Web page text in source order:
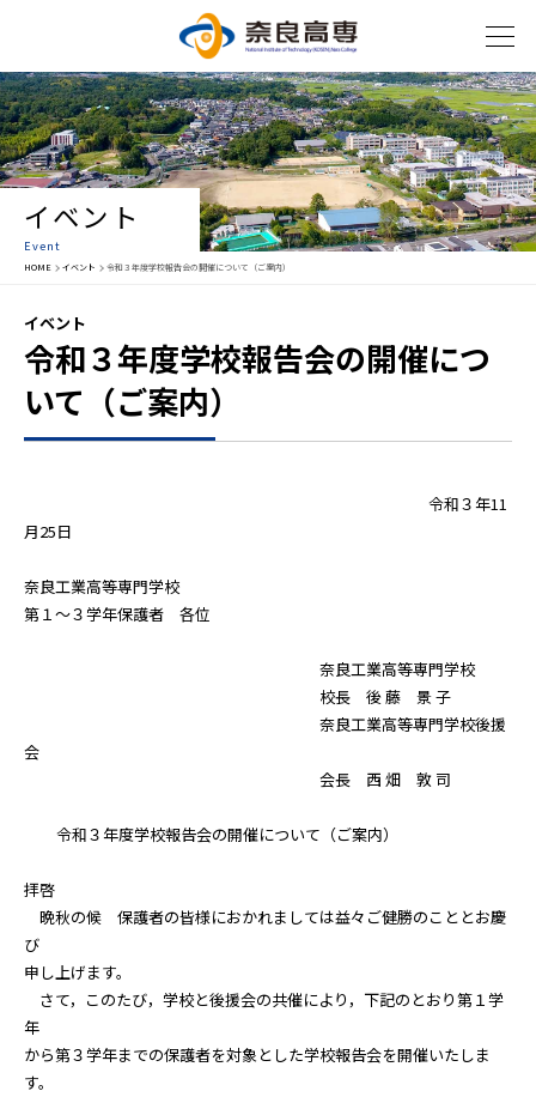
イベント
Event
HOME イベント 令和３年度学校報告会の開催について（ご案内）
イベント
令和３年度学校報告会の開催につ
いて（ご案内）
令和３年11
月25日
奈良工業高等専門学校
第１～３学年保護者 各位
奈良工業高等専門学校
校長 後 藤 景 子
奈良工業高等専門学校後援
会
会長 西 畑 敦 司
令和３年度学校報告会の開催について（ご案内）
拝啓
晩秋の候 保護者の皆様におかれましては益々ご健勝のこととお慶
び
申し上げます。
さて，このたび，学校と後援会の共催により，下記のとおり第１学
年
から第３学年までの保護者を対象とした学校報告会を開催いたしま
す。